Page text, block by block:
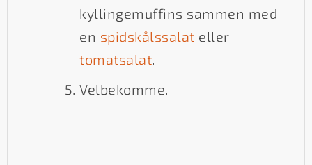
kyllingemuffins sammen med
en spidskålssalat eller
tomatsalat.
Velbekomme.